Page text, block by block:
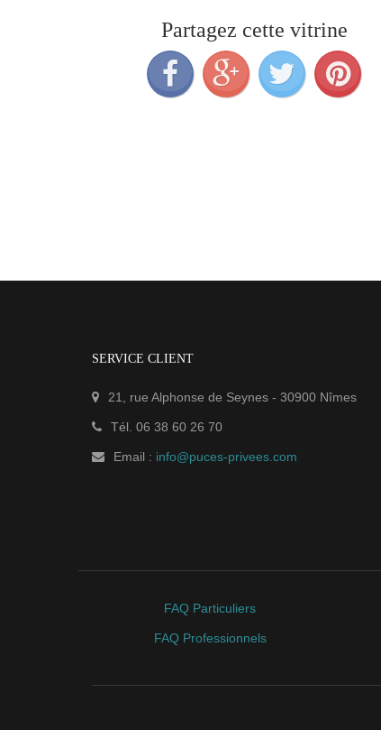
Partagez cette vitrine
SERVICE CLIENT
21, rue Alphonse de Seynes - 30900 Nîmes
Tél. 06 38 60 26 70
Email : info@puces-privees.com
FAQ Particuliers
FAQ Professionnels